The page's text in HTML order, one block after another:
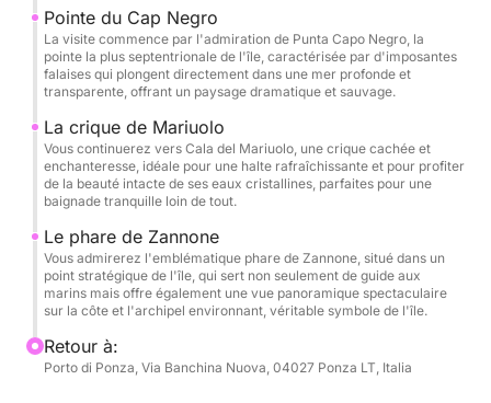
dans toute sa puissance et sa magnificence. Cette
excursion est idéale pour ceux qui recherchent une
expérience de détente profonde, combinée à
l'excitation de découvrir des recoins secrets et des
panoramas à couper le souffle. À bord, notre
équipage expert vous guidera dans cette aventure,
assurant votre confort et votre sécurité, tandis que
vous profiterez de chaque instant de cette
Pointe du Cap Negro
La visite commence par l'admiration de Punta Capo Negro, la
pointe la plus septentrionale de l'île, caractérisée par d'imposantes
falaises qui plongent directement dans une mer profonde et
transparente, offrant un paysage dramatique et sauvage.
La crique de Mariuolo
Vous continuerez vers Cala del Mariuolo, une crique cachée et
enchanteresse, idéale pour une halte rafraîchissante et pour profiter
de la beauté intacte de ses eaux cristallines, parfaites pour une
baignade tranquille loin de tout.
Le phare de Zannone
Vous admirerez l'emblématique phare de Zannone, situé dans un
point stratégique de l'île, qui sert non seulement de guide aux
marins mais offre également une vue panoramique spectaculaire
sur la côte et l'archipel environnant, véritable symbole de l'île.
Retour à:
Porto di Ponza, Via Banchina Nuova, 04027 Ponza LT, Italia